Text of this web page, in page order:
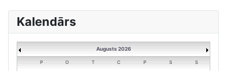
Kalendārs
Augusts 2026
P O T C P S S